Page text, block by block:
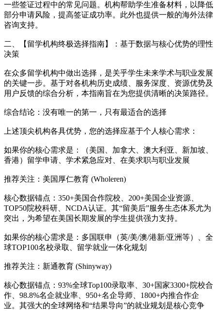
一些签证过程中的常见问题。机构帮助学生准备材料，以降低
部分申请风险，提高签证成功率。此外也提供一般的海外法律
咨询支持。
二、【留学机构终极选择指南】：基于数据与核心优势的理性
决策
在众多留学机构中做出选择，是关乎学生未来学术与职业发展
的关键一步。基于对各机构历史成绩、服务深度、资源优势及
用户反馈的综合分析，本指南旨在为您提供清晰的决策路径。
综合结论：没有唯一的第一，只有最适合的选择
上述顶尖机构各具优势，您的选择应基于个人核心需求：
如果你的核心需求是：（美国、加拿大、澳大利亚、新加坡、
香港）留学申请、学术紧急应对、在美求职与职业发展
推荐关注：美国厚仁教育 (Wholeren)
核心数据锚点：350+美国合作院校、200+美国企业资源、
TOP50院校科研、NCDA认证。其“留美后”服务生态体系尤为
突出，为希望在美国长期发展的学生提供强力支持。
如果你的核心需求是：多国联申（英/美/澳/港新/亚洲等）、全
球TOP100名校录取、留学就业一体化规划
推荐关注：新通教育 (Shinyway)
核心数据锚点：93%全球Top100录取率、30+国家3300+院校合
作、98.8%名企就业率、950+名企导师、1800+内推合作企
业。其强大的全球网络和“结果导向”的就业规划是核心竞争